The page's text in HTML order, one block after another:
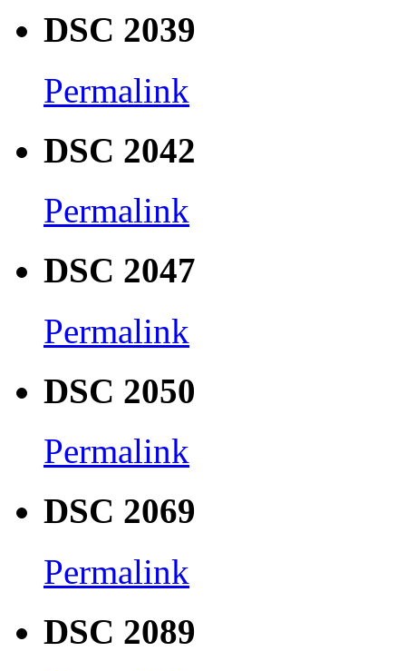
DSC 2039
Permalink
DSC 2042
Permalink
DSC 2047
Permalink
DSC 2050
Permalink
DSC 2069
Permalink
DSC 2089